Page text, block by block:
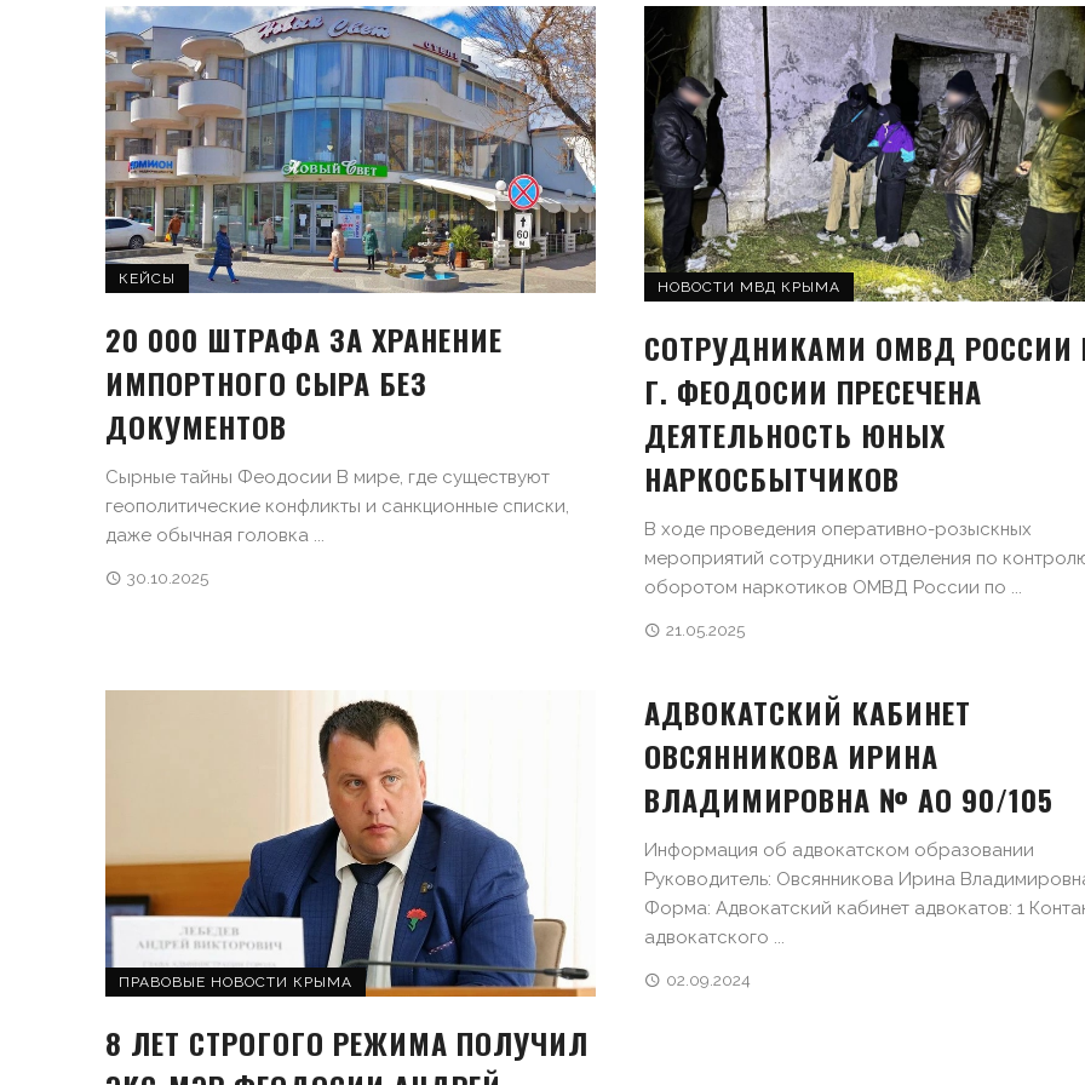
КЕЙСЫ
20 000 ШТРАФА ЗА ХРАНЕНИЕ
ИМПОРТНОГО СЫРА БЕЗ
ДОКУМЕНТОВ
Сырные тайны Феодосии В мире, где существуют
геополитические конфликты и санкционные списки,
даже обычная головка ...
30.10.2025
НОВОСТИ МВД КРЫМА
СОТРУДНИКАМИ ОМВД РОССИИ
Г. ФЕОДОСИИ ПРЕСЕЧЕНА
ДЕЯТЕЛЬНОСТЬ ЮНЫХ
НАРКОСБЫТЧИКОВ
В ходе проведения оперативно-розыскных
мероприятий сотрудники отделения по
оборотом наркотиков ОМВД России по ...
21.05.2025
ПРАВОВЫЕ НОВОСТИ КРЫМА
8 ЛЕТ СТРОГОГО РЕЖИМА ПОЛУЧИЛ
АДВОКАТСКИЙ КАБИНЕТ
ОВСЯННИКОВА ИРИНА
ВЛАДИМИРОВНА № АО 90/105
Информация об адвокатском образовании
Руководитель: Овсянникова Ирина
Форма: Адвокатский кабинет адвокатов: 1
адвокатского ...
02.09.2024